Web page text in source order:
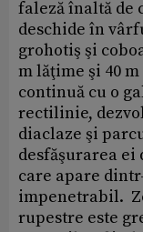
faleză înaltă de
deschide în
grohotiş şi
m lăţime şi 40
continuă cu o
rectilinie,
diaclaze şi
desfăşurarea ei
care apare
impenetrabil.
rupestre este